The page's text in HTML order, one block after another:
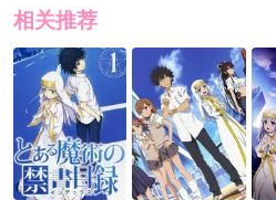
相关推荐